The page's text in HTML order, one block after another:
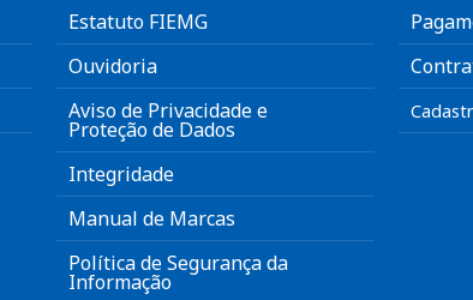
Estatuto FIEMG
Ouvidoria
Aviso de Privacidade e
Proteção de Dados
Integridade
Manual de Marcas
Política de Segurança da
Informação